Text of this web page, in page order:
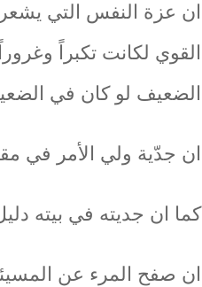
ان عزة النفس التي
القوي لكانت تكبراً
الضعيف لو كان في
ان جدّية ولي الأمر في
كما ان جديته في بيته
ان صفح المرء عن